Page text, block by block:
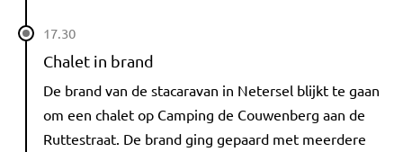
17.30
Chalet in brand
De brand van de stacaravan in Netersel blijkt te gaan
om een chalet op Camping de Couwenberg aan de
Ruttestraat. De brand ging gepaard met meerdere